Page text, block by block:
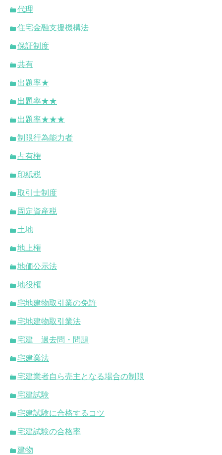
代理
住宅金融支援機構法
保証制度
共有
出題率★
出題率★★
出題率★★★
制限行為能力者
占有権
印紙税
取引士制度
固定資産税
土地
地上権
地価公示法
地役権
宅地建物取引業の免許
宅地建物取引業法
宅建 過去問・問題
宅建業法
宅建業者自ら売主となる場合の制限
宅建試験
宅建試験に合格するコツ
宅建試験の合格率
建物